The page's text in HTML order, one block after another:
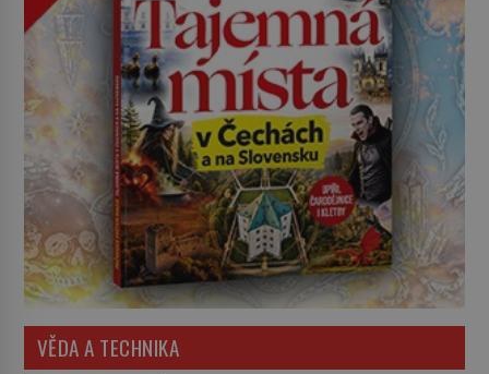
VĚDA A TECHNIKA